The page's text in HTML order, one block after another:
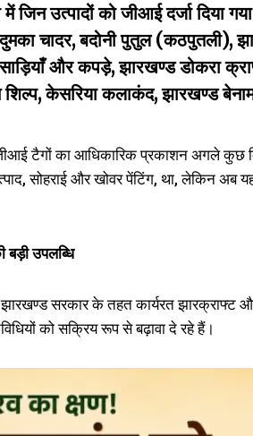
में जिन उत्पादों को जीआई दर्जा
चादर, बदोनी पुतुल (कठपुतली),
और कपड़े, झारखण्ड डोकरा
केसरिया कलाकंद, झारखण्ड
टैगों का आधिकारिक प्रकाशन अगले कुछ
सोहराई और खोवर पेंटिंग, था, लेकिन अब
बड़ीउपलब्धि
झारखण्ड सरकार के तहत कार्यरत झारक्राफ्ट
को सक्रिय रूप से बढ़ावा दे रहे हैं।